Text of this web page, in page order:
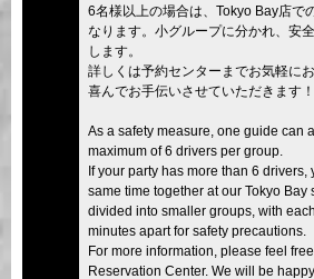
6名様以上の場合は、Tokyo Bay店で
なります。小グループに分かれ、安
します。
詳しくは予約センターまでお気軽に
喜んでお手伝いさせていただきます！
As a safety measure, one guide can
maximum of 6 drivers per group.
If your party has more than 6 drivers,
same time together at our Tokyo Bay
divided into smaller groups, with
minutes apart for safety precautions.
For more information, please feel
Reservation Center. We will be